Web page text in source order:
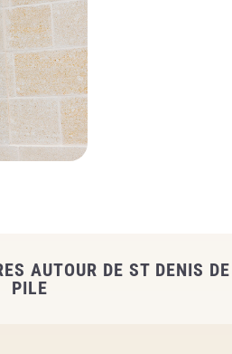
AUTOUR DE ST DENIS DE
PILE